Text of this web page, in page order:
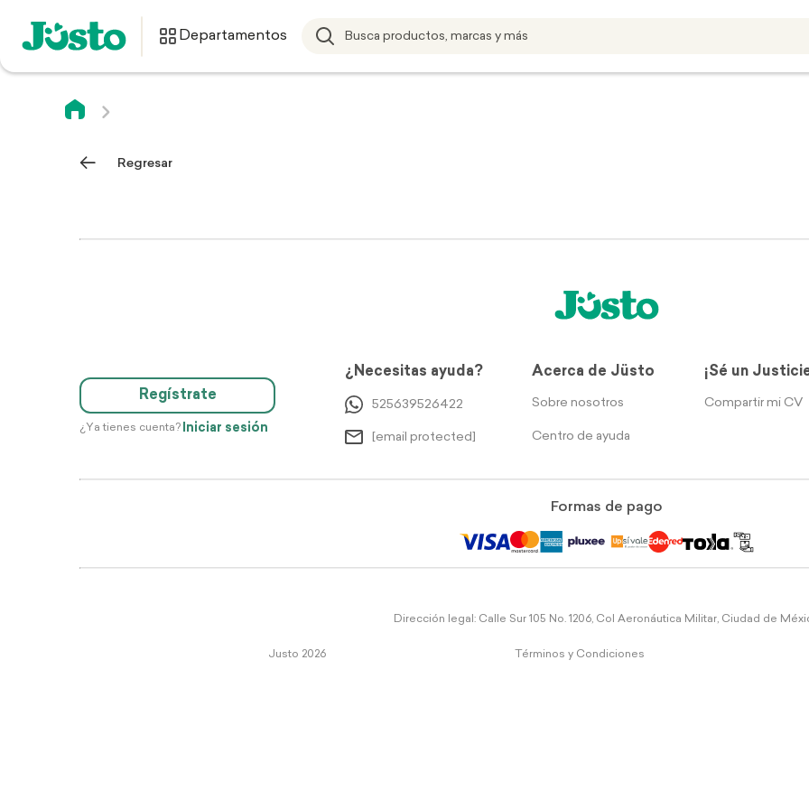
Departamentos
Regresar
Regístrate
¿Ya tienes cuenta? Iniciar sesión
¿Necesitas ayuda?
525639526422
[email protected]
Acerca de Jüsto
Sobre nosotros
Centro de ayuda
¡Sé un
Compartir mi CV
Formas de pago
Dirección legal: Calle Sur 105 No. 1206, Col Aeronáutica Militar, Ciudad de
Justo 2026 Términos y Condiciones